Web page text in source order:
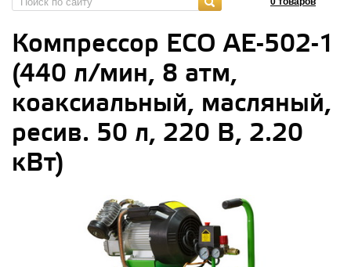
Компрессор ECO AE-502-1
(440 л/мин, 8 атм,
коаксиальный, масляный,
ресив. 50 л, 220 В, 2.20
кВт)